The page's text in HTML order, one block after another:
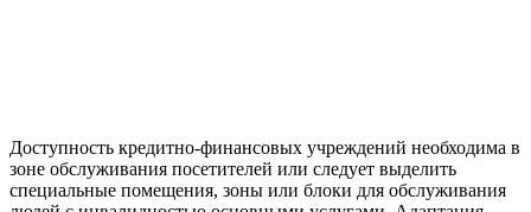
Доступность кредитно-финансовых учреждений необходима в
зоне обслуживания посетителей или следует выделить
специальные помещения, зоны или блоки для обслуживания